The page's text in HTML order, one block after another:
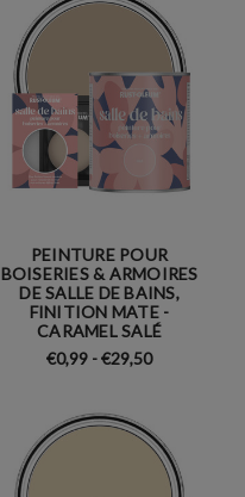
PEINTURE POUR
BOISERIES & ARMOIRES
DE SALLE DE BAINS,
FINITION MATE -
CARAMEL SALÉ
€0,99 - €29,50